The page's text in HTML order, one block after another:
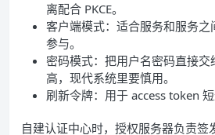
离配合 PKCE。
客户端模式：适合服务和服务之
参与。
密码模式：把用户名密码直接
高，现代系统里要慎用。
刷新令牌：用于 access token 短
自建认证中心时，授权服务器负责签